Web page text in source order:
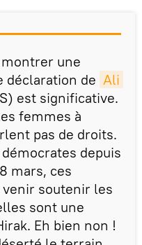
une
déclaration de Ali
est significative.
femmes à
pas de droits.
depuis
mars, ces
soutenir les
sont une
Eh bien non !